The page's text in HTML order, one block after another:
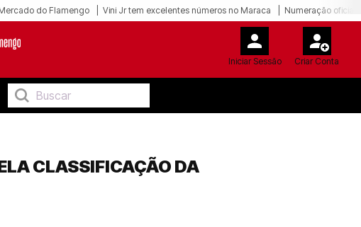
do Flamengo Vini Jr tem excelentes números no Maraca Numeração oficial
Iniciar Sessão Criar Conta
CLASSIFICAÇÃO DA